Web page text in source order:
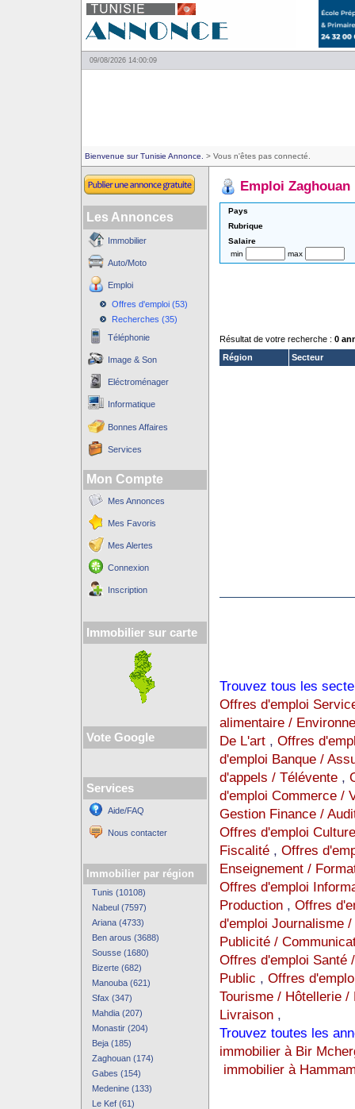
09/08/2026 14:00:09
Bienvenue sur Tunisie Annonce. > Vous n'êtes pas connecté.
Les Annonces
Immobilier
Auto/Moto
Emploi
Offres d'emploi (53)
Recherches (35)
Téléphonie
Image & Son
Eléctroménager
Informatique
Bonnes Affaires
Services
Mon Compte
Mes Annonces
Mes Favoris
Mes Alertes
Connexion
Inscription
Immobilier sur carte
Vote Google
Services
Aide/FAQ
Nous contacter
Immobilier par région
Tunis (10108)
Nabeul (7597)
Ariana (4733)
Ben arous (3688)
Sousse (1680)
Bizerte (682)
Manouba (621)
Sfax (347)
Mahdia (207)
Monastir (204)
Beja (185)
Zaghouan (174)
Gabes (154)
Medenine (133)
Le Kef (61)
Emploi Zaghouan
Pays
Rubrique
Salaire
min
max
Résultat de votre recherche : 0
Région
Secteur
Trouvez tous les
Offres d'emploi
alimentaire /
De L'art , Offres
d'emploi Banque /
d'appels / Télévente ,
d'emploi Commerce /
Gestion Finance /
Offres d'emploi
Fiscalité , Offres
Enseignement /
Offres d'emploi
Production , Offres
d'emploi Journalisme
Publicité /
Offres d'emploi Santé
Public , Offres
Tourisme / Hôtellerie
Livraison ,
Trouvez toutes les
immobilier à Bir
immobilier à